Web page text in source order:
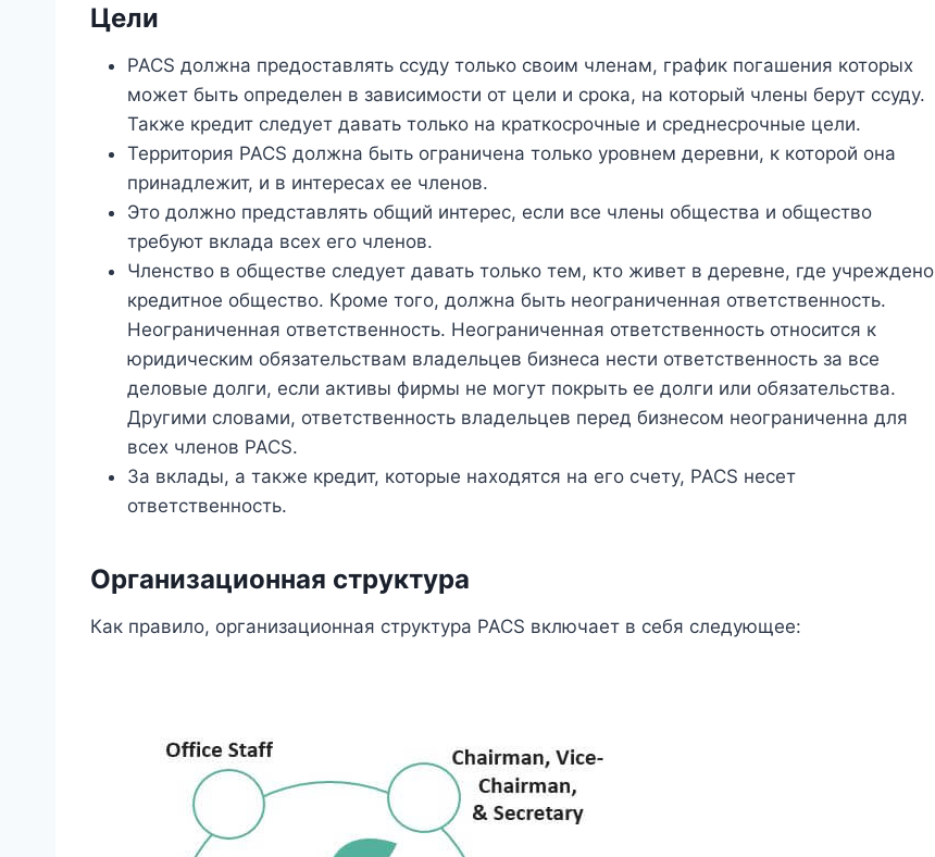
Цели
PACS должна предоставлять ссуду только своим членам, график погашения которых
может быть определен в зависимости от цели и срока, на который члены берут ссуду.
Также кредит следует давать только на краткосрочные и среднесрочные цели.
Территория PACS должна быть ограничена только уровнем деревни, к которой она
принадлежит, и в интересах ее членов.
Это должно представлять общий интерес, если все члены общества и общество
требуют вклада всех его членов.
Членство в обществе следует давать только тем, кто живет в деревне, где учреждено
кредитное общество. Кроме того, должна быть неограниченная ответственность.
Неограниченная ответственность. Неограниченная ответственность относится к
юридическим обязательствам владельцев бизнеса нести ответственность за все
деловые долги, если активы фирмы не могут покрыть ее долги или обязательства.
Другими словами, ответственность владельцев перед бизнесом неограниченна для
всех членов PACS.
За вклады, а также кредит, которые находятся на его счету, PACS несет
ответственность.
Организационная структура
Как правило, организационная структура PACS включает в себя следующее: